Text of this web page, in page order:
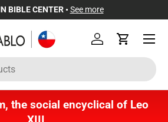
BIBLE CENTER • See more
Log inCart
Menu
the social encyclical of Leo